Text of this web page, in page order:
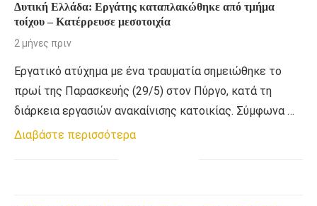
Δυτική Ελλάδα: Εργάτης καταπλακώθηκε από τμήμα
τοίχου – Κατέρρευσε μεσοτοιχία
2 μήνες πριν
Εργατικό ατύχημα με ένα τραυματία σημειώθηκε το
πρωί της Παρασκευής (29/5) στον Πύργο, κατά τη
διάρκεια εργασιών ανακαίνισης κατοικίας. Σύμφωνα …
Διαβάστε περισσότερα